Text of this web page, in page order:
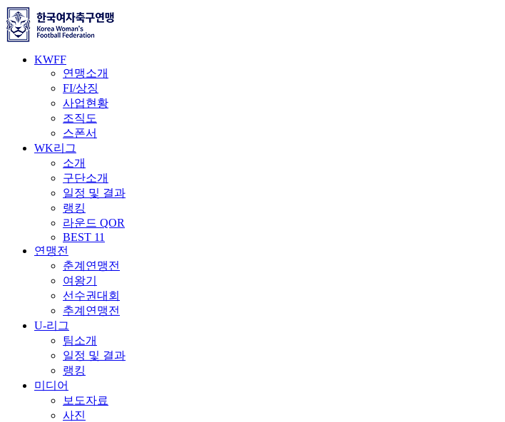
KWFF
연맹소개
FI/상징
사업현황
조직도
스폰서
WK리그
소개
구단소개
일정 및 결과
랭킹
라운드 QOR
BEST 11
연맹전
춘계연맹전
여왕기
선수권대회
추계연맹전
U-리그
팀소개
일정 및 결과
랭킹
미디어
보도자료
사진